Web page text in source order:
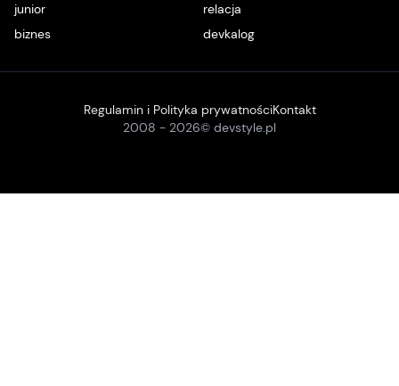
junior
relacja
biznes
devkalog
2008 - 2026© devstyle.pl
Regulamin i Polityka prywatnościKontakt